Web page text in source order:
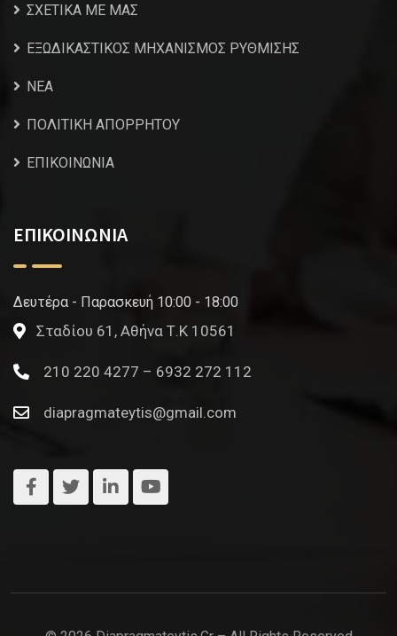
ΣΧΕΤΙΚΑ ΜΕ ΜΑΣ
ΕΞΩΔΙΚΑΣΤΙΚΟΣ ΜΗΧΑΝΙΣΜΟΣ ΡΥΘΜΙΣΗΣ
NEA
ΠΟΛΙΤΙΚΗ ΑΠΟΡΡΗΤΟΥ
ΕΠΙΚΟΙΝΩΝΙΑ
ΕΠΙΚΟΙΝΩΝΙΑ
Δευτέρα - Παρασκευή 10:00 - 18:00
Σταδίου 61, Αθήνα Τ.Κ 10561
210 220 4277 – 6932 272 112
diapragmateytis@gmail.com